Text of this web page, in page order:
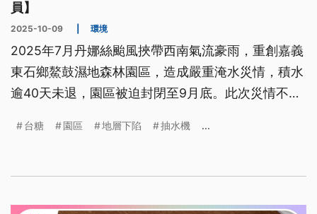
員】
2025-10-09 環境
2025年7月丹娜絲颱風挾帶西南氣流豪雨，重創嘉義
東石鄉鰲鼓濕地森林園區，造成嚴重淹水災情，積水
逾40天未退，園區被迫封閉至9月底。此次災情不僅
台糖養豬場上萬頭豬隻溺斃、生態環境遭受衝擊等多
的重要濕地，正面臨極端氣候與管理失能的雙重考
台糖 園區 地層下陷 抽水機 ...